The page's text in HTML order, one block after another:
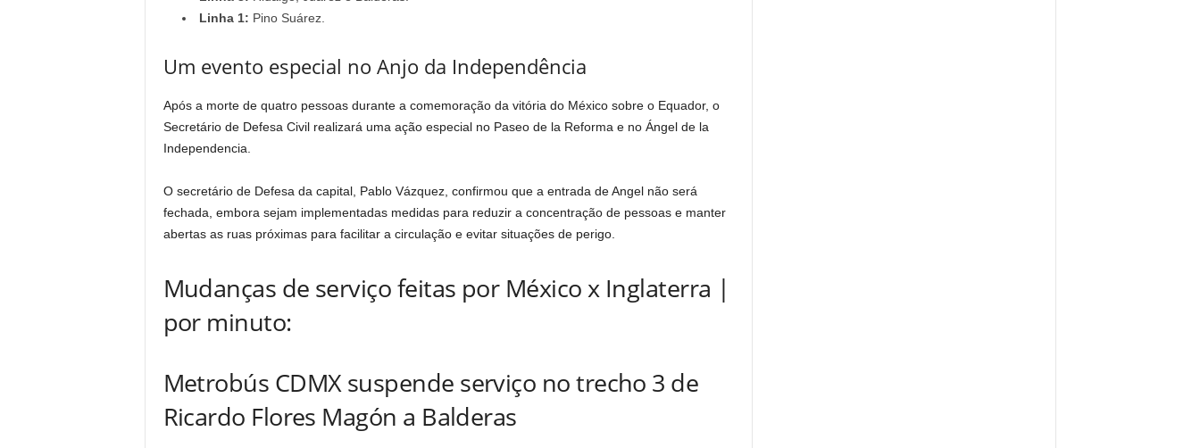
Linha 1: Pino Suárez.
Um evento especial no Anjo da Independência
Após a morte de quatro pessoas durante a comemoração da vitória do México sobre o Equador, o
Secretário de Defesa Civil realizará uma ação especial no Paseo de la Reforma e no Ángel de la
Independencia.
O secretário de Defesa da capital, Pablo Vázquez, confirmou que a entrada de Angel não será
fechada, embora sejam implementadas medidas para reduzir a concentração de pessoas e manter
abertas as ruas próximas para facilitar a circulação e evitar situações de perigo.
Mudanças de serviço feitas por México x Inglaterra |
por minuto:
Metrobús CDMX suspende serviço no trecho 3 de
Ricardo Flores Magón a Balderas